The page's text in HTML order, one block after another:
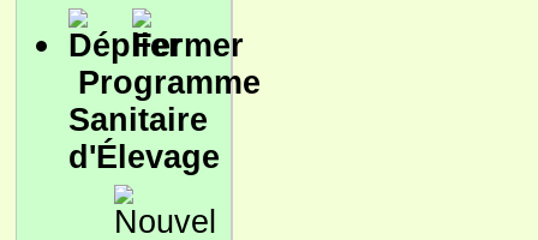
Programme
Sanitaire
d'Élevage